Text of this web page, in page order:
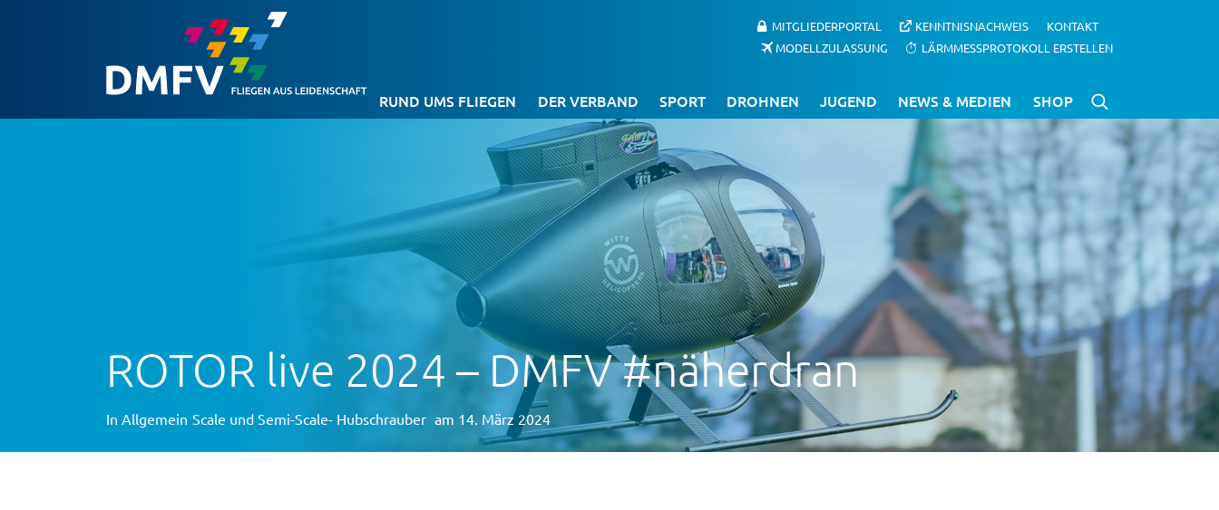
MITGLIEDERPORTAL KENNTNISNACHWEIS
KONTAKT
MODELLZULASSUNG
LÄRMMESSPROTOKOLL ERSTELLEN
RUND UMS FLIEGEN DER VERBAND SPORT DROHNEN JUGEND NEWS & MEDIEN SHOP
ROTOR live 2024 – DMFV #näherdran
In Allgemein Scale und Semi-Scale- Hubschrauber am 14. März 2024